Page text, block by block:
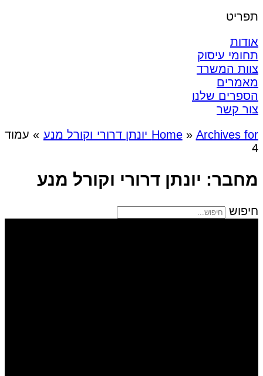
תפריט
אודות
תחומי עיסוק
צוות המשרד
מאמרים
הספרים שלנו
צור קשר
Home» Archives for יונתן דרורי וקורל מנע » עמוד
4
מחבר: יונתן דרורי וקורל מנע
חיפוש